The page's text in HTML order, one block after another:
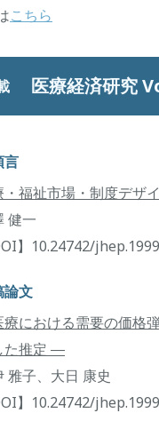
こちら
医療経済研究
言
・福祉市場・制度デザ
健一
】10.24742/
論文
療における需要の価格
た推定 ―
雅子、大日 康史
】10.24742/